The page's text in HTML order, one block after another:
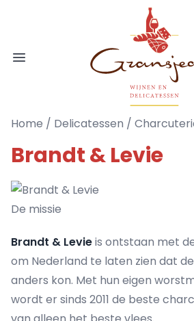
Open menu
Gransjean - Wijn -
Home / Delicatessen /
Brandt & Levie
De missie
Brandt & Levieis ontstaan met
om Nederland te laten zien dat
anders kon. Met hun eigen
wordt er sinds 2011 de beste